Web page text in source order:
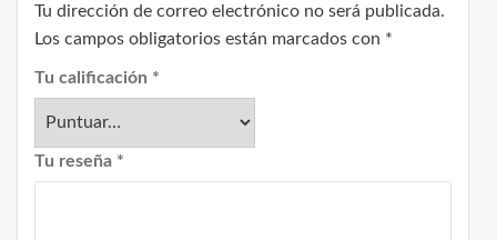
Tu dirección de correo electrónico no será publicada.
Los campos obligatorios están marcados con *
Tu calificación *
Tu reseña *